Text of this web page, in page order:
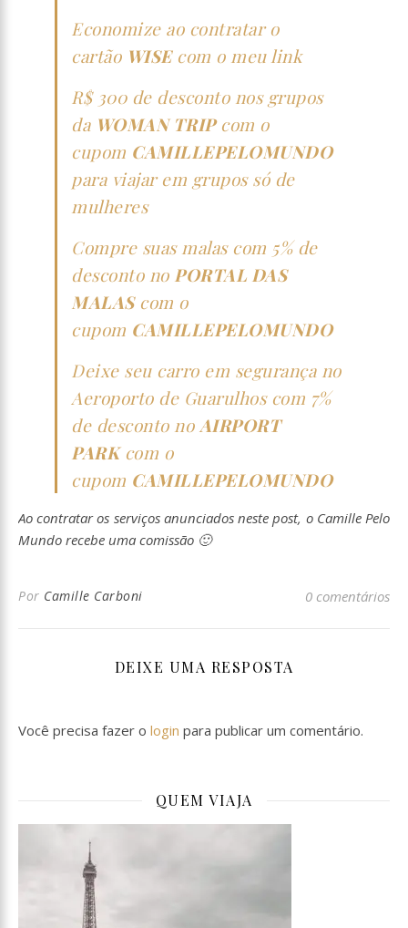
Economize ao contratar o
cartão WISEcom o meu link
R$ 300 de desconto nos grupos
da WOMAN TRIPcom o
cupom CAMILLEPELOMUNDO
para viajar em grupos só de
mulheres
Compre suas malas com 5% de
desconto no PORTAL DAS
MALAScom o
cupom CAMILLEPELOMUNDO
Deixe seu carro em segurança no
Aeroporto de Guarulhos com 7%
de desconto no AIRPORT
PARKcom o
cupom CAMILLEPELOMUNDO
Ao contratar os serviços anunciados neste post, o Camille Pelo
Mundo recebe uma comissão 🙂
Por Camille Carboni 0 comentários
DEIXE UMA RESPOSTA
Você precisa fazer o login para publicar um comentário.
QUEM VIAJA